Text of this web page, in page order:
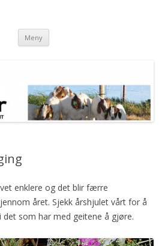
Meny
enklere og det blir færre
året. Sjekk årshjulet vårt for å
som har med geitene å gjøre.